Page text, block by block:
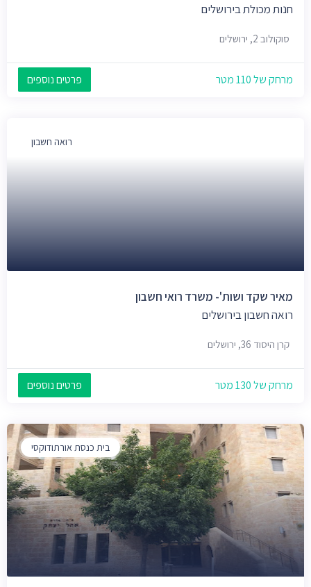
חנות מכולת בירושלים
סוקולוב 2, ירושלים
מרחק של 110 מטר פרטים נוספים
רואה חשבון
מאיר שקד ושות'- משרד רואי חשבון
רואה חשבון בירושלים
קרן היסוד 36, ירושלים
מרחק של 130 מטר פרטים נוספים
בית כנסת אורתודוקסי